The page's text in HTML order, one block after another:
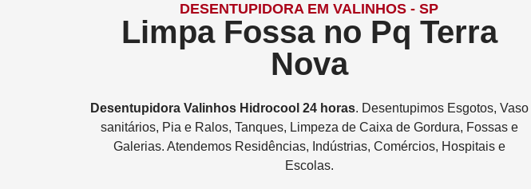
DESENTUPIDORA EM VALINHOS - SP
Limpa Fossa no Pq Terra
Nova
Desentupidora Valinhos Hidrocool 24 horas. Desentupimos Esgotos, Vaso
sanitários, Pia e Ralos, Tanques, Limpeza de Caixa de Gordura, Fossas e
Galerias. Atendemos Residências, Indústrias, Comércios, Hospitais e
Escolas.